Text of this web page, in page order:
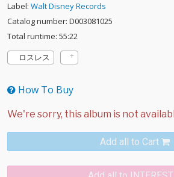
Label: Walt Disney Records
Catalog number: D003081025
Total runtime: 55:22
ロスレス
How To Buy
Add all to Cart